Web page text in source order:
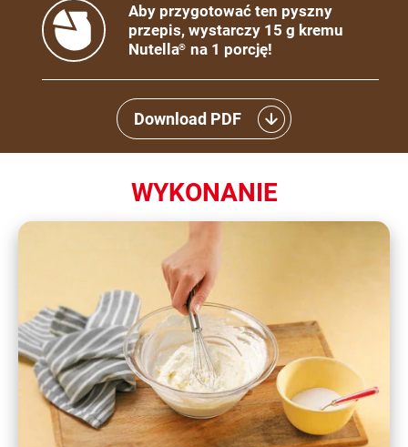
Aby przygotować ten pyszny
przepis, wystarczy 15 g kremu
Nutella® na 1 porcję!
Download PDF
WYKONANIE